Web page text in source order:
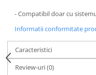
- Compatibil doar cu
Informatii conformitate
Caracteristici
Review-uri(0)